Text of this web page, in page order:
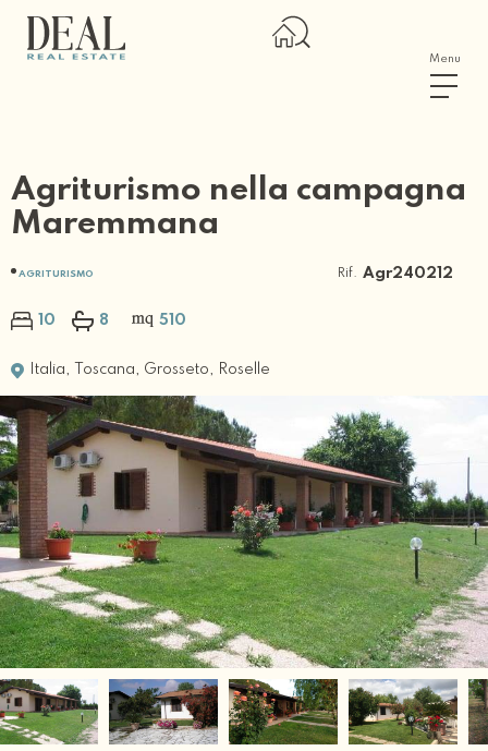
Menu
Agriturismo nella campagna
Maremmana
AGRITURISMO Rif. Agr240212
10 8 510
Italia, Toscana, Grosseto, Roselle